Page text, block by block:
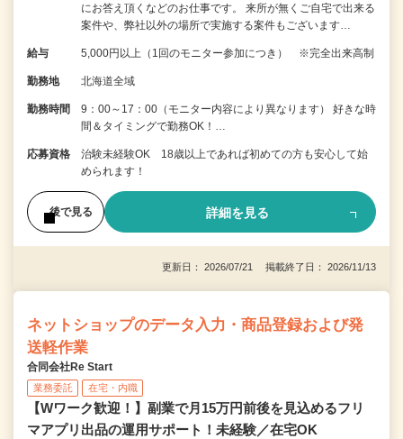
にお答え頂くなどのお仕事です。 来所が無くご自宅で出来る
案件や、弊社以外の場所で実施する案件もございます…
給与 5,000円以上（1回のモニター参加につき） ※完全出来高制
勤務地 北海道全域
勤務時間
9：00～17：00（モニター内容により異なります） 好きな時
間＆タイミングで勤務OK！…
応募資格
治験未経験OK 18歳以上であれば初めての方も安心して始
められます！
後で見る 詳細を見る
更新日： 2026/07/21 掲載終了日： 2026/11/13
ネットショップのデータ入力・商品登録および発
送軽作業
合同会社Re Start
業務委託 在宅・内職
【Wワーク歓迎！】副業で月15万円前後を見込めるフリ
マアプリ出品の運用サポート！未経験／在宅OK